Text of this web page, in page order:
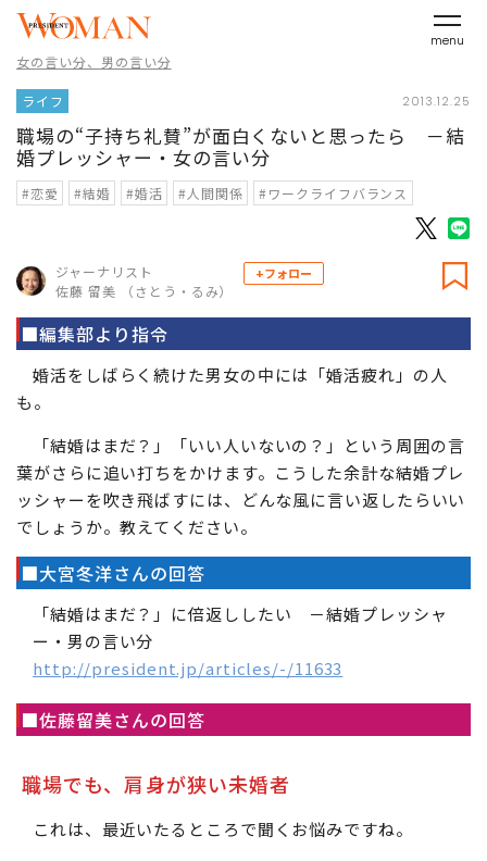
menu
女の言い分、男の言い分
ライフ 2013.12.25
職場の“子持ち礼賛”が面白くないと思ったら －結
婚プレッシャー・女の言い分
#恋愛 #結婚 #婚活 #人間関係 #ワークライフバランス
ジャーナリスト
佐藤 留美 （さとう・るみ）
+フォロー
■編集部より指令
婚活をしばらく続けた男女の中には「婚活疲れ」の人
も。
「結婚はまだ？」「いい人いないの？」という周囲の言
葉がさらに追い打ちをかけます。こうした余計な結婚プレ
ッシャーを吹き飛ばすには、どんな風に言い返したらいい
でしょうか。教えてください。
■大宮冬洋さんの回答
「結婚はまだ？」に倍返ししたい －結婚プレッシャ
ー・男の言い分
http://president.jp/articles/-/11633
■佐藤留美さんの回答
職場でも、肩身が狭い未婚者
これは、最近いたるところで聞くお悩みですね。